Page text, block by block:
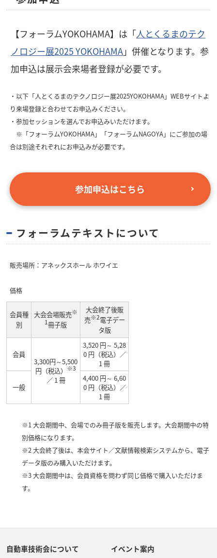
【フォーラムYOKOHAMA】は「人とくるまのテク
ノロジー展2025 YOKOHAMA」併催となります。参
加申込は展示会来場者登録が必要です。
・以下「人とくるまのテクノロジー展2025YOKOHAMA」WEBサイトよ
り来場登録と合わせてお申込みください。
・参加セッションを選んでお申込みいただけます。
※「フォーラムYOKOHAMA」「フォーラムNAGOYA」にご参加の場
合は別途それぞれにお申込みが必要です。
参加申込はこちら
フォーラムテキストについて
販売場所：アネックスホール ホワイエ
価格
会員種
別
大会会場販売※
1冊子版
大会終了後販
売※2電子デー
タ版
会員
3,300円～5,500
円（税込） ※3
／ 1 冊
3,520 円～ 5,28
0 円（税込）／
1 冊
一般
4,400 円～ 6,60
0 円（税込）／
1 冊
※1 大会期間中、会場でのみ冊子版を販売します。大会期間中の特
別価格になります。
※2 大会終了後は、本会サイト／文献情報検索システムから、電子
データ版のみ購入いただけます。
※3 大会期間中は、会員資格を問わず同じ価格で購入いただけま
す。
自動車技術会について イベント案内